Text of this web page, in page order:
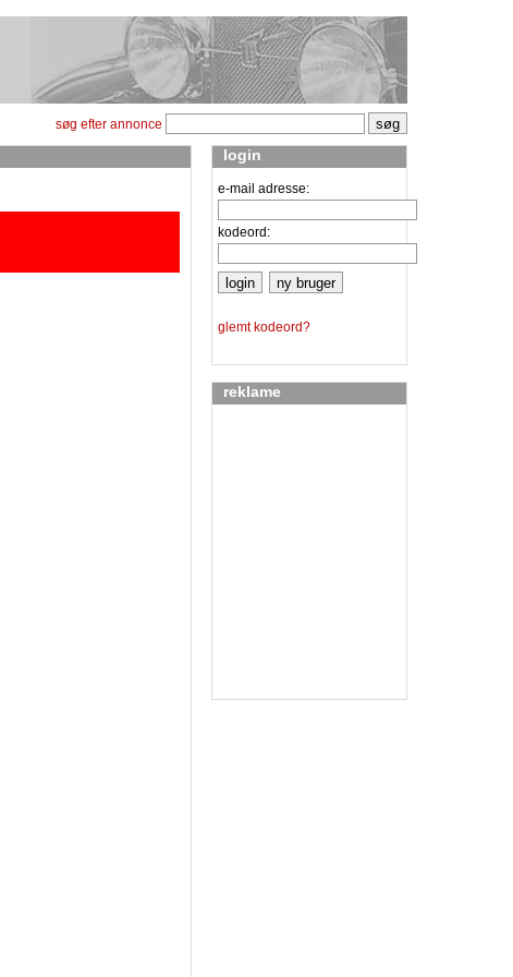
søg efter annonce
login
e-mail adresse:
kodeord:
glemt kodeord?
reklame